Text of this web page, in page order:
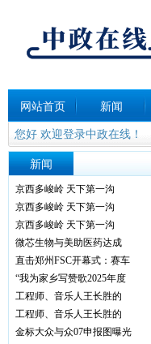
网站首页 新闻
您好 欢迎登录中政在线！
新闻
京西多峻岭 天下第一沟
京西多峻岭 天下第一沟
京西多峻岭 天下第一沟
微芯生物与美助医药达成
直击郑州FSC开幕式：赛车
“我为家乡写赞歌2025年度
工程师、音乐人王长胜的
工程师、音乐人王长胜的
金标大众与众07申报图曝光